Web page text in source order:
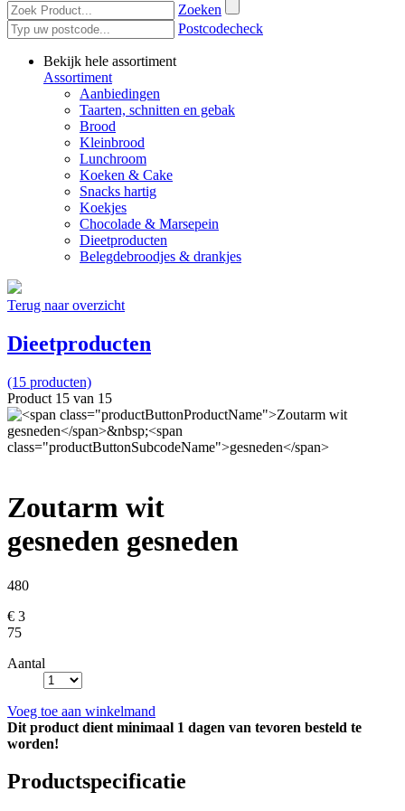
Zoeken
Postcodecheck
Bekijk hele assortiment
Assortiment
Aanbiedingen
Taarten, schnitten en gebak
Brood
Kleinbrood
Lunchroom
Koeken & Cake
Snacks hartig
Koekjes
Chocolade & Marsepein
Dieetproducten
Belegdebroodjes & drankjes
Terug naar overzicht
Dieetproducten
(15 producten)
Product 15 van 15
Zoutarm wit
gesneden gesneden
480
€ 3
75
Aantal
Voeg toe aan winkelmand
Dit product dient minimaal 1 dagen van tevoren besteld te
worden!
Productspecificatie